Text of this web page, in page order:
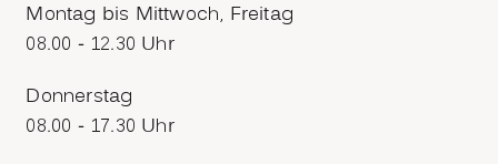
Montag bis Mittwoch, Freitag
08.00 - 12.30 Uhr
Donnerstag
08.00 - 17.30 Uhr